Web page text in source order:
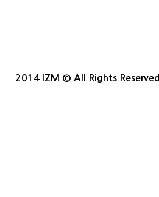
2014 IZM © All Rights Reserved.